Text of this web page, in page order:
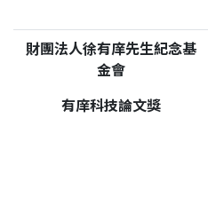
財團法人徐有庠先生紀念基
金會
有庠科技論文獎